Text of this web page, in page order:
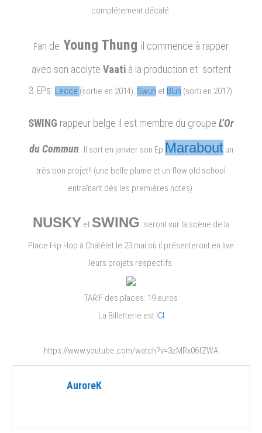
le
mai
complétement décalé.
Fan de Young Thung il commence à rapper
avec son acolyte Vaatià la production et sortent
3 EPs: Lecce (sortie en 2014), Swuh et Bluh (sorti en 2017).
SWING rappeur belge il est membre du groupe L’Or
du Commun Il sort en janvier son Ep Maraboutun
très bon projet!! (une belle plume et un flow old school
entraînant dès les premières notes).
NUSKY et SWING seront sur la scène de la
Place Hip Hop à Chatêlet le 23 mai où il présenteront en live
leurs projets respectifs.
TARIF des places: 19 euros
La Billetterie est ICI
https://www.youtube.com/watch?v=3zMRx06fZWA
AuroreK